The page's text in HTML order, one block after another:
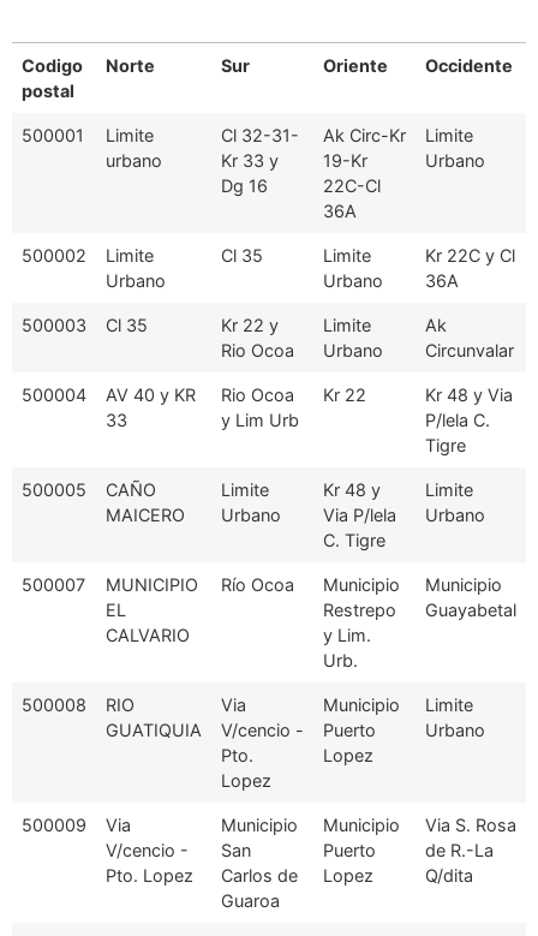
Codigo
postal
Norte Sur Oriente Occidente
500001
Limite
urbano
Cl 32-31-
Kr 33 y
Dg 16
Ak Circ-Kr
19-Kr
22C-Cl
36A
Limite
Urbano
500002
Limite
Urbano
Cl 35
Limite
Urbano
Kr 22C y Cl
36A
500003 Cl 35
Kr 22 y
Rio Ocoa
Limite
Urbano
Ak
Circunvalar
500004
AV 40 y KR
33
Rio Ocoa
y Lim Urb
Kr 22
Kr 48 y Via
P/lela C.
Tigre
500005
CAÑO
MAICERO
Limite
Urbano
Kr 48 y
Via P/lela
C. Tigre
Limite
Urbano
500007
MUNICIPIO
EL
CALVARIO
Río Ocoa
Municipio
Restrepo
y Lim.
Urb.
Municipio
Guayabetal
500008
RIO
GUATIQUIA
Via
V/cencio -
Pto.
Lopez
Municipio
Puerto
Lopez
Limite
Urbano
500009
Via
V/cencio -
Pto. Lopez
Municipio
San
Carlos de
Guaroa
Municipio
Puerto
Lopez
Via S. Rosa
de R.-La
Q/dita